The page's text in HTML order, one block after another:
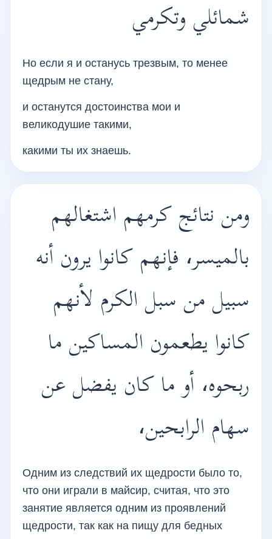
شمائلي وتكرمي
Но если я и останусь трезвым, то менее
щедрым не стану,
и останутся достоинства мои и
великодушие такими,
какими ты их знаешь.
ومن نتائج كرمهم اشتغالهم
بالميسر، فإنهم كانوا يرون أنه
سبيل من سبل الكرم لأنهم
كانوا يطعمون المساكين ما
ربحوه، أو ما كان يفضل عن
سهام الرابحين،
Одним из следствий их щедрости было то,
что они играли в майсир, считая, что это
занятие является одним из проявлений
щедрости, так как на пищу для бедных